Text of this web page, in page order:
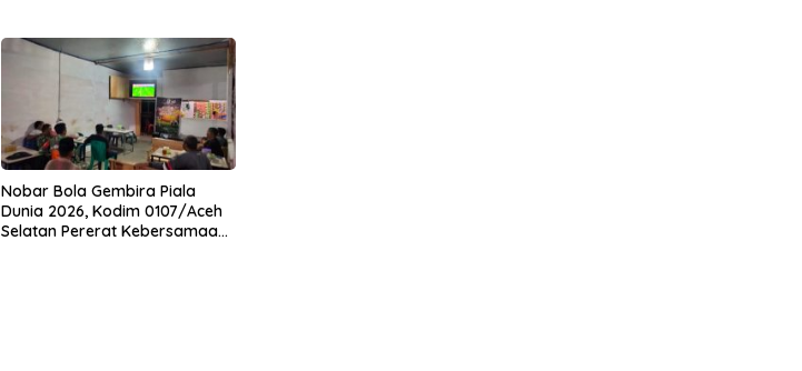
Nobar Bola Gembira Piala
Dunia 2026, Kodim 0107/Aceh
Selatan Pererat Kebersamaan